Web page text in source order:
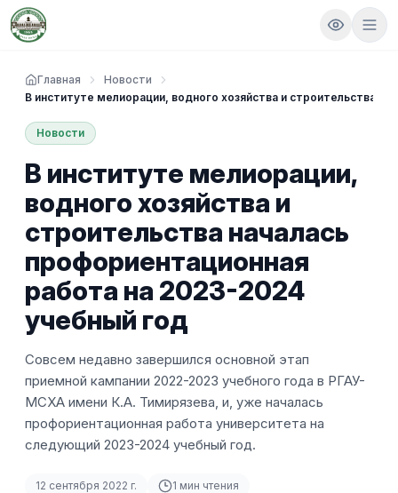
Главная
Новости
В институте мелиорации, водного хозяйства и строительства
Новости
В институте мелиорации,
водного хозяйства и
строительства началась
профориентационная
работа на 2023-2024
учебный год
Совсем недавно завершился основной этап
приемной кампании 2022-2023 учебного года в РГАУ-
МСХА имени К.А. Тимирязева, и, уже началась
профориентационная работа университета на
следующий 2023-2024 учебный год.
12 сентября 2022 г. 1 мин чтения